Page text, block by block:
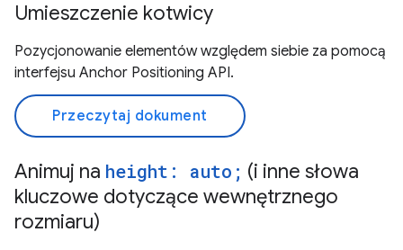
Umieszczenie kotwicy
Pozycjonowanie elementów względem siebie za pomocą
interfejsu Anchor Positioning API.
Przeczytaj dokument
Animuj na height: auto; (i inne słowa
kluczowe dotyczące wewnętrznego
rozmiaru)